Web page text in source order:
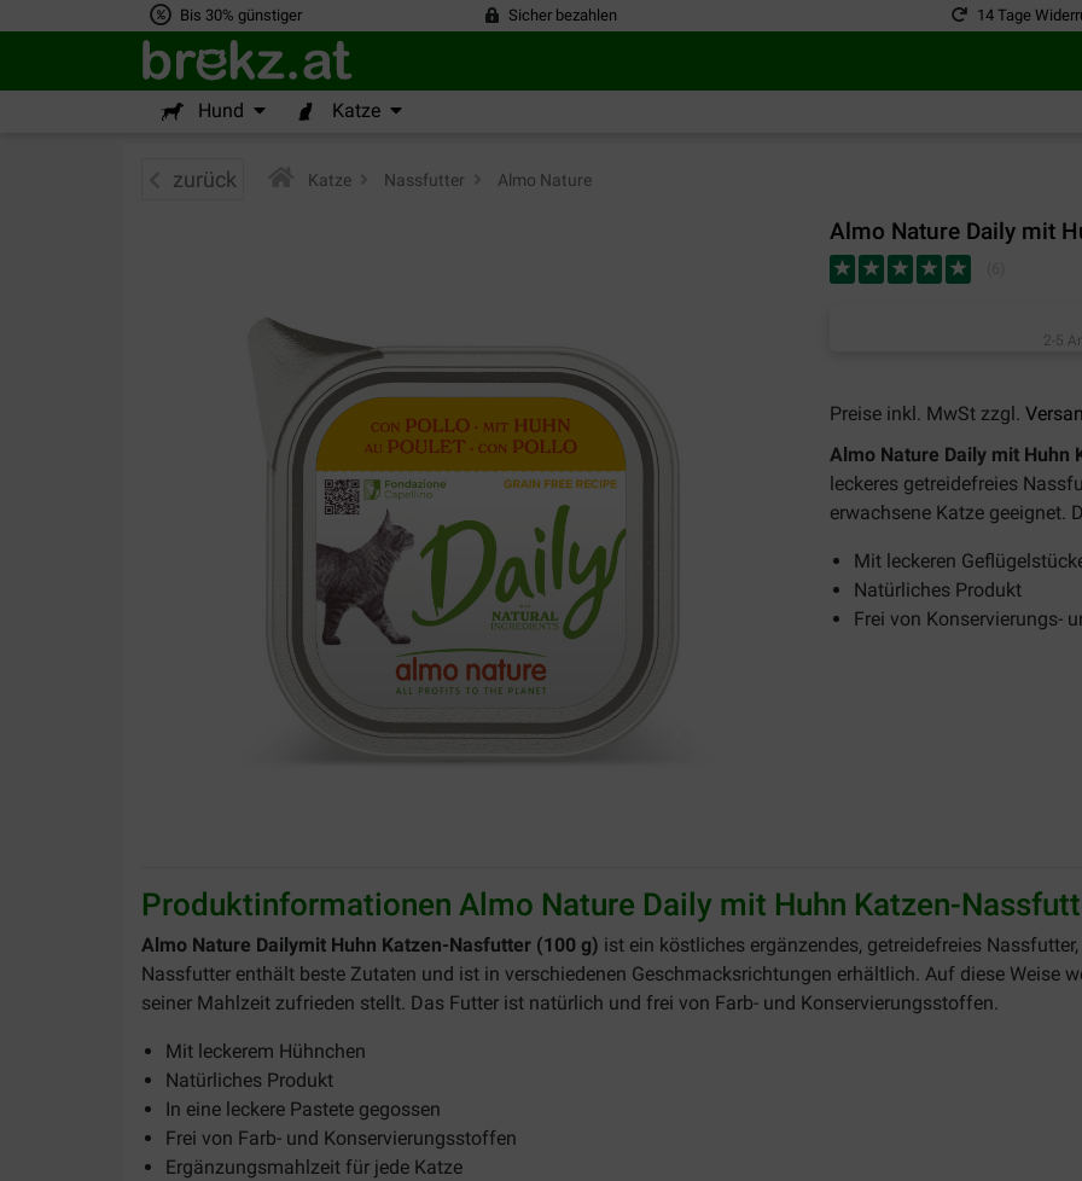
Bis 30% günstiger Sicher bezahlen 14 Tage
Hund Katze
zurück Katze Nassfutter Almo Nature
Almo Nature Daily mit
2-5
Preise inkl. MwSt zzgl.
Almo Nature Daily mit Huhn
leckeres getreidefreies
erwachsene Katze geeignet.
Mit leckeren
Natürliches Produkt
Frei von Konservierungs-
Produktinformationen Almo Nature Daily mit Huhn Katzen-
Almo Nature Dailymit Huhn Katzen-Nasfutter (100 g) ist ein köstliches ergänzendes, getreidefreies
Nassfutter enthält beste Zutaten und ist in verschiedenen Geschmacksrichtungen erhältlich. Auf diese Weise
seiner Mahlzeit zufrieden stellt. Das Futter ist natürlich und frei von Farb- und Konservierungsstoffen.
Mit leckerem Hühnchen
Natürliches Produkt
In eine leckere Pastete gegossen
Frei von Farb- und Konservierungsstoffen
Ergänzungsmahlzeit für jede Katze